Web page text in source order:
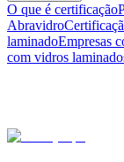
O que é certificação
Abravidro
laminadoEmpresas
com vidros